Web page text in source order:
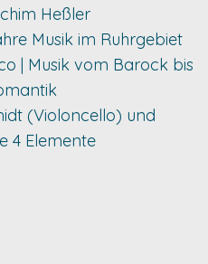
Heßler
Musik im Ruhrgebiet
| Musik vom Barock bis
(Violoncello) und
4 Elemente